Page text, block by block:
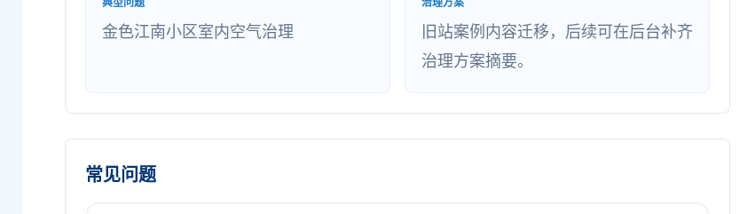
金色江南小区室内空气治理
旧站案例内容迁移，后续可在后台补齐
治理方案摘要。
常见问题